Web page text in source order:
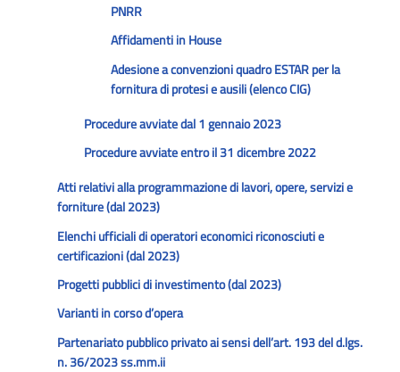
PNRR
Affidamenti in House
Adesione a convenzioni quadro ESTAR per la
fornitura di protesi e ausili (elenco CIG)
Procedure avviate dal 1 gennaio 2023
Procedure avviate entro il 31 dicembre 2022
Atti relativi alla programmazione di lavori, opere, servizi e
forniture (dal 2023)
Elenchi ufficiali di operatori economici riconosciuti e
certificazioni (dal 2023)
Progetti pubblici di investimento (dal 2023)
Varianti in corso d’opera
Partenariato pubblico privato ai sensi dell’art. 193 del d.lgs.
n. 36/2023 ss.mm.ii